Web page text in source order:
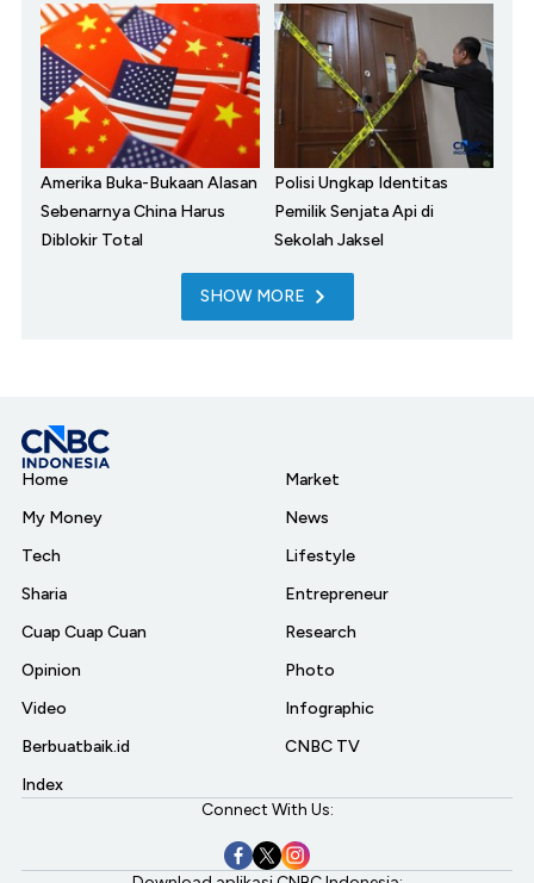
Amerika Buka-Bukaan Alasan
Sebenarnya China Harus
Diblokir Total
Polisi Ungkap Identitas
Pemilik Senjata Api di
Sekolah Jaksel
SHOW MORE
Home
My Money
Tech
Sharia
Cuap Cuap Cuan
Opinion
Video
Berbuatbaik.id
Index
Market
News
Lifestyle
Entrepreneur
Research
Photo
Infographic
CNBC TV
Connect With Us: